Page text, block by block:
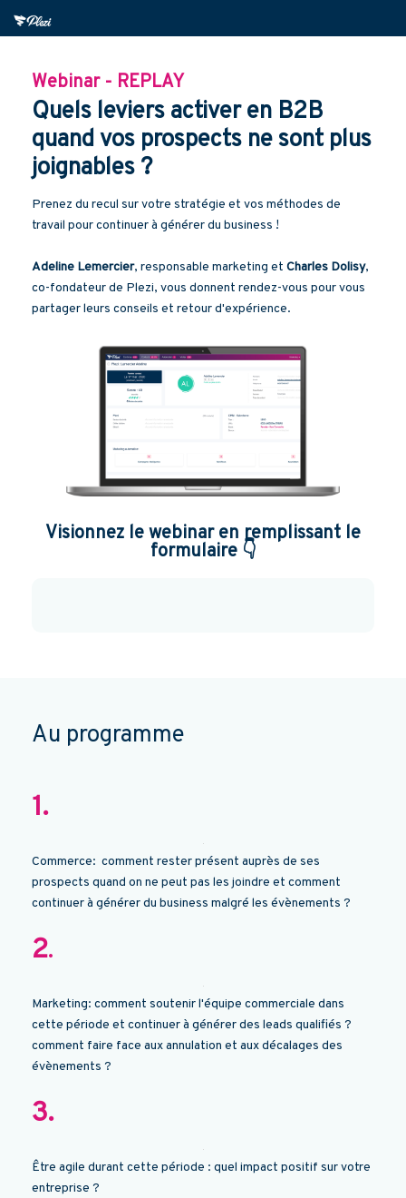
Webinar - REPLAY
Quels leviers activer en B2B
quand vos prospects ne sont plus
joignables ?
Prenez du recul sur votre stratégie et vos méthodes de
travail pour continuer à générer du business !
Adeline Lemercier, responsable marketing et Charles Dolisy,
co-fondateur de Plezi, vous donnent rendez-vous pour vous
partager leurs conseils et retour d'expérience.
Visionnez le webinar en remplissant le
formulaire 👇
Au programme
1.
Commerce: comment rester présent auprès de ses
prospects quand on ne peut pas les joindre et comment
continuer à générer du business malgré les évènements ?
2.
Marketing: comment soutenir l'équipe commerciale dans
cette période et continuer à générer des leads qualifiés ?
comment faire face aux annulation et aux décalages des
évènements ?
3.
Être agile durant cette période : quel impact positif sur votre
entreprise ?